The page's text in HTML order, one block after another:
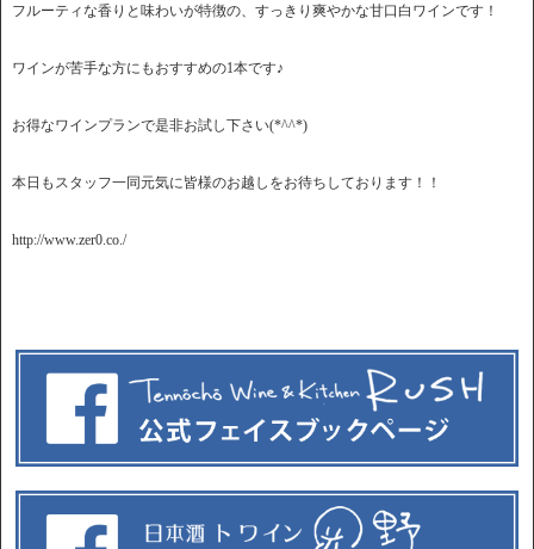
フルーティな香りと味わいが特徴の、すっきり爽やかな甘口白ワインです！
ワインが苦手な方にもおすすめの1本です♪
お得なワインプランで是非お試し下さい(*^^*)
本日もスタッフ一同元気に皆様のお越しをお待ちしております！！
http://www.zer0.co./